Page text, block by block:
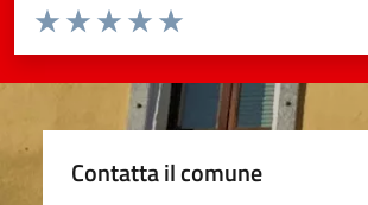
Valuta da 1 a 5 stelle la pagina
Valuta 5 stelle su 5
Valuta 4 stelle su 5
Valuta 3 stelle su 5
Valuta 2 stelle su 5
Valuta 1 stelle su 5
Contatta il comune